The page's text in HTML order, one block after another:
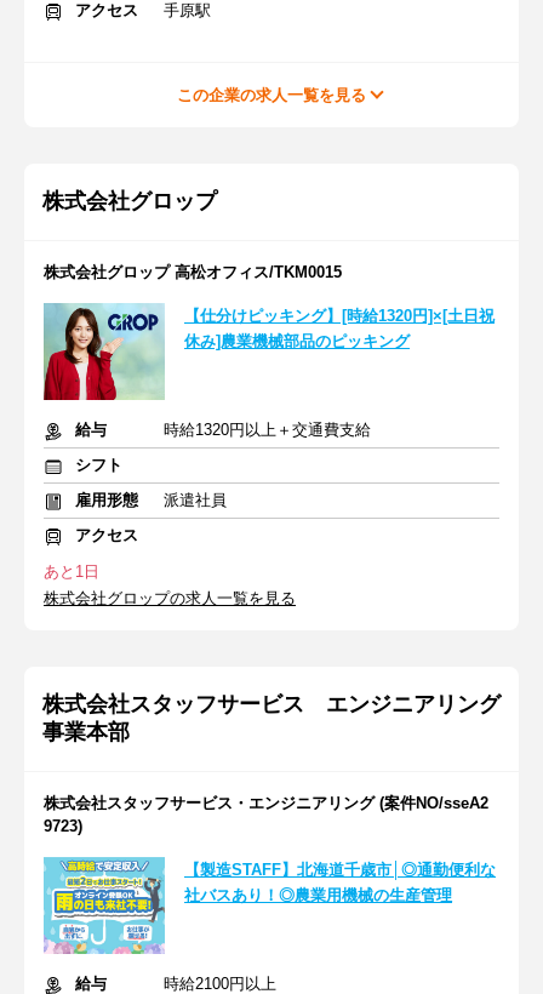
アクセス
手原駅
この企業の求人一覧を見る
株式会社グロップ
株式会社グロップ 高松オフィス/TKM0015
【仕分けピッキング】[時給1320円]×[土日祝
休み]農業機械部品のピッキング
給与
時給1320円以上＋交通費支給
シフト
雇用形態
派遣社員
アクセス
あと1日
株式会社グロップの求人一覧を見る
株式会社スタッフサービス エンジニアリング
事業本部
株式会社スタッフサービス・エンジニアリング (案件NO/sseA2
9723)
【製造STAFF】北海道千歳市│◎通勤便利な
社バスあり！◎農業用機械の生産管理
給与
時給2100円以上